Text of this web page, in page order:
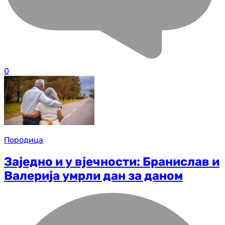
0
Породица
Заједно и у вјечности: Бранислав и
Валерија умрли дан за даном